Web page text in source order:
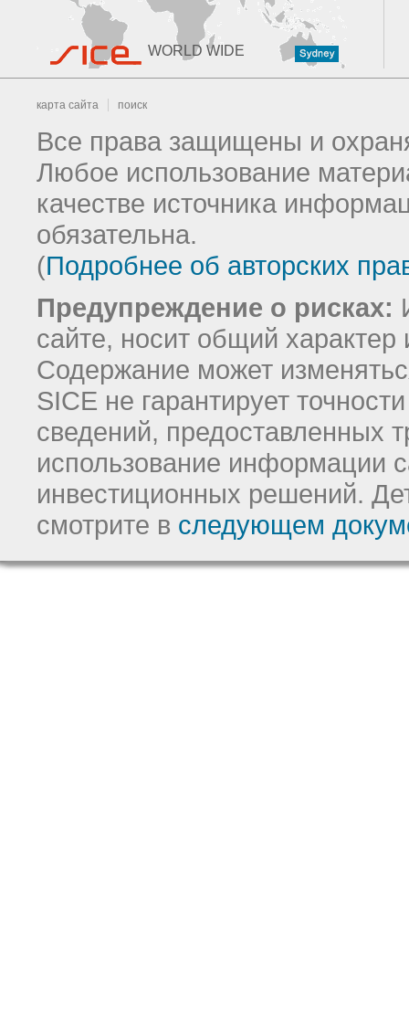
WORLD WIDE
карта сайта поиск
Все права защищены и
Любое использование
качестве источника
обязательна.
(Подробнее об авторских
Предупреждение о рисках:
сайте, носит общий
Содержание может
SICE не гарантирует
сведений, предоставленных
использование информации
инвестиционных решений.
смотрите в следующем